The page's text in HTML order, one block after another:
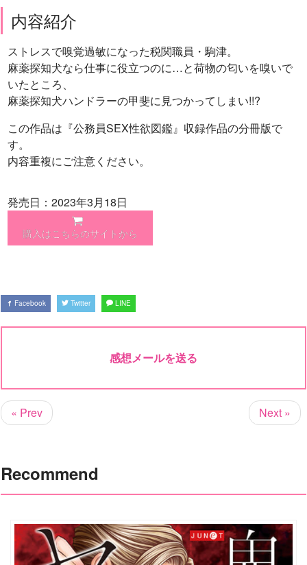
内容紹介
ストレスで嗅覚過敏になった税関職員・駒津。
麻薬探知犬なら仕事に役立つのに…と荷物の匂いを嗅いで
いたところ、
麻薬探知犬ハンドラーの甲斐に見つかってしまい!!?
この作品は『公務員SEX性欲図鑑』収録作品の分冊版で
す。
内容重複にご注意ください。
発売日：2023年3月18日
購入はこちらのサイトから
Facebook Twitter LINE
感想メールを送る
« Prev Next »
Recommend